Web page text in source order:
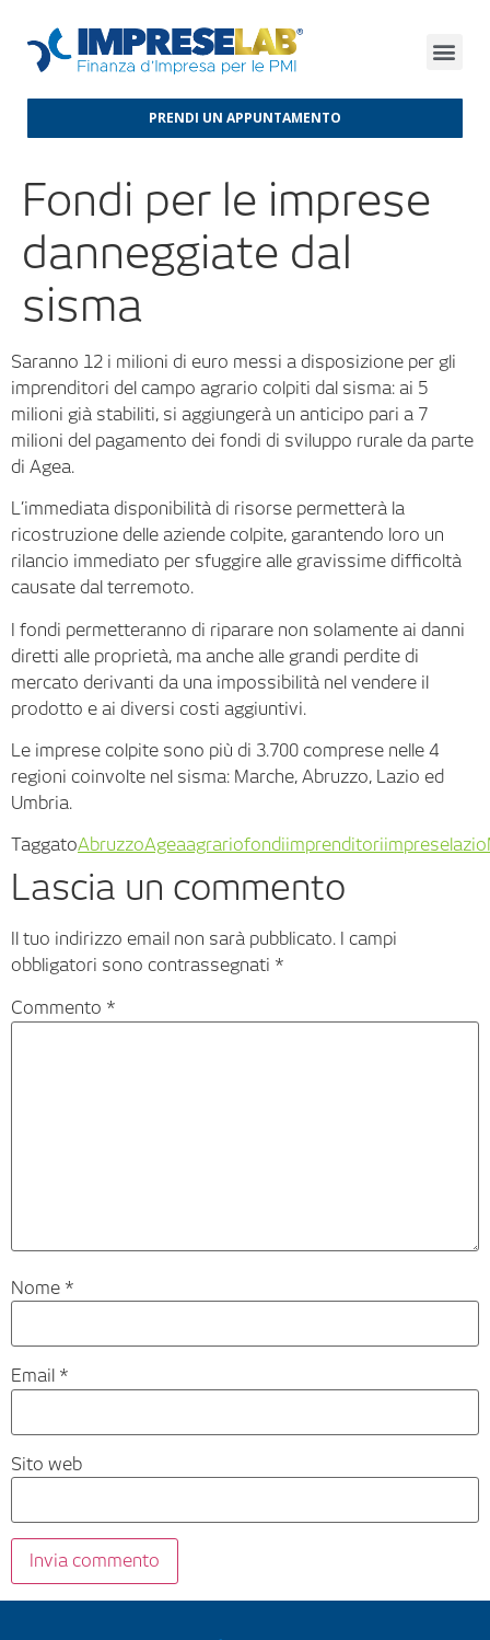
PRENDI UN APPUNTAMENTO
Fondi per le imprese
danneggiate dal
sisma
Saranno 12 i milioni di euro messi a disposizione per gli
imprenditori del campo agrario colpiti dal sisma: ai 5
milioni già stabiliti, si aggiungerà un anticipo pari a 7
milioni del pagamento dei fondi di sviluppo rurale da parte
di Agea.
L’immediata disponibilità di risorse permetterà la
ricostruzione delle aziende colpite, garantendo loro un
rilancio immediato per sfuggire alle gravissime difficoltà
causate dal terremoto.
I fondi permetteranno di riparare non solamente ai danni
diretti alle proprietà, ma anche alle grandi perdite di
mercato derivanti da una impossibilità nel vendere il
prodotto e ai diversi costi aggiuntivi.
Le imprese colpite sono più di 3.700 comprese nelle 4
regioni coinvolte nel sisma: Marche, Abruzzo, Lazio ed
Umbria.
TaggatoAbruzzoAgeaagrariofondiimprenditoriimpreselazio
Lascia un commento
Il tuo indirizzo email non sarà pubblicato.
I campi
obbligatori sono contrassegnati *
Commento *
Nome *
Email *
Sito web